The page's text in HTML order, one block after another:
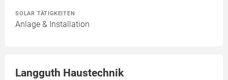
SOLAR TÄTIGKEITEN
Anlage & Installation
Langguth Haustechnik